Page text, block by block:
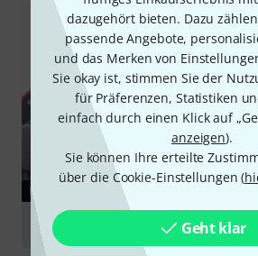
dazugehört bieten. Dazu
passende Angebote,
und das Merken von
Sie okay ist, stimmen Sie der
für Präferenzen, Statistiken
einfach durch einen Klick auf
anzeigen).
Sie können Ihre erteilte
über die Cookie-Einstellungen (
Geht klar
RATGEBER
Verzerrer